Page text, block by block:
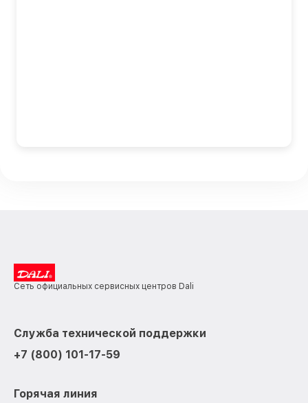
Сеть официальных сервисных центров Dali
Служба технической поддержки
+7 (800) 101-17-59
Горячая линия